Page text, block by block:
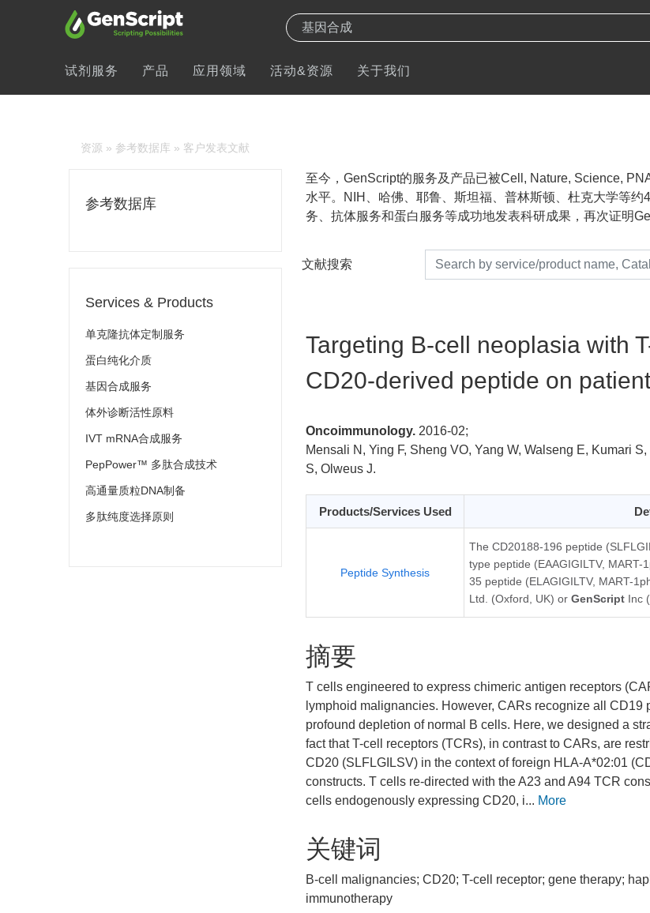
试剂服务 产品 应用领域 活动&资源 关于我们
资源 » 参考数据库 » 客户发表文献
参考数据库
Services & Products
单克隆抗体定制服务
蛋白纯化介质
基因合成服务
体外诊断活性原料
IVT mRNA合成服务
PepPower™ 多肽合成技术
高通量质粒DNA制备
多肽纯度选择原则
至今，GenScript的服务及产品已被Cell, Nature, Science,
水平。NIH、哈佛、耶鲁、斯坦福、普林斯顿、杜克大学等
务、抗体服务和蛋白服务等成功地发表科研成果，再次证明
文献搜索
Targeting B-cell neoplasia with
CD20-derived peptide on
Oncoimmunology. 2016-02;
Mensali N, Ying F, Sheng VO, Yang W, Walseng E, Kumari
S, Olweus J.
Products/Services Used
Peptide Synthesis
The CD20188-196 peptide
type peptide (EAAGIGILTV,
35 peptide (ELAGIGILTV, MART-
Ltd. (Oxford, UK) or GenScript Inc
摘要
T cells engineered to express chimeric antigen receptors
lymphoid malignancies. However, CARs recognize all
profound depletion of normal B cells. Here, we designed a
fact that T-cell receptors (TCRs), in contrast to CARs, are
CD20 (SLFLGILSV) in the context of foreign HLA-A*02:01
constructs. T cells re-directed with the A23 and A94 TCR
cells endogenously expressing CD20, i... More
关键词
B-cell malignancies; CD20; T-cell receptor; gene therapy;
immunotherapy